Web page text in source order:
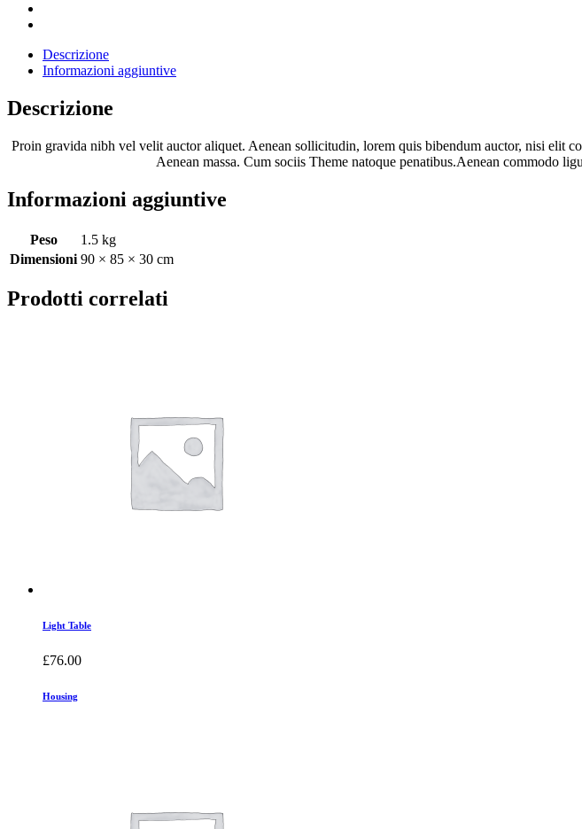
Descrizione
Informazioni aggiuntive
Descrizione
Proin gravida nibh vel velit auctor aliquet. Aenean sollicitudin, lorem quis bibendum auctor, nisi elit
Aenean massa. Cum sociis Theme natoque penatibus.Aenean commodo
Informazioni aggiuntive
Peso
1.5 kg
Dimensioni 90 × 85 × 30 cm
Prodotti correlati
Light Table
£76.00
Housing